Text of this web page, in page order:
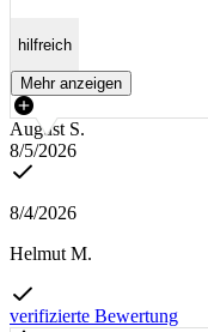
hilfreich
Mehr anzeigen
August S.
8/5/2026
8/4/2026
Helmut M.
verifizierte Bewertung